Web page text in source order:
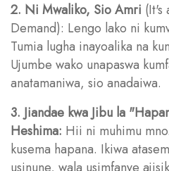
2. Ni Mwaliko, Sio Amri (It's
Demand): Lengo lako ni
Tumia lugha inayoalika na
Ujumbe wako unapaswa
anatamaniwa, sio anadaiwa.
3. Jiandae kwa Jibu la
Heshima: Hii ni muhimu
kusema hapana. Ikiwa